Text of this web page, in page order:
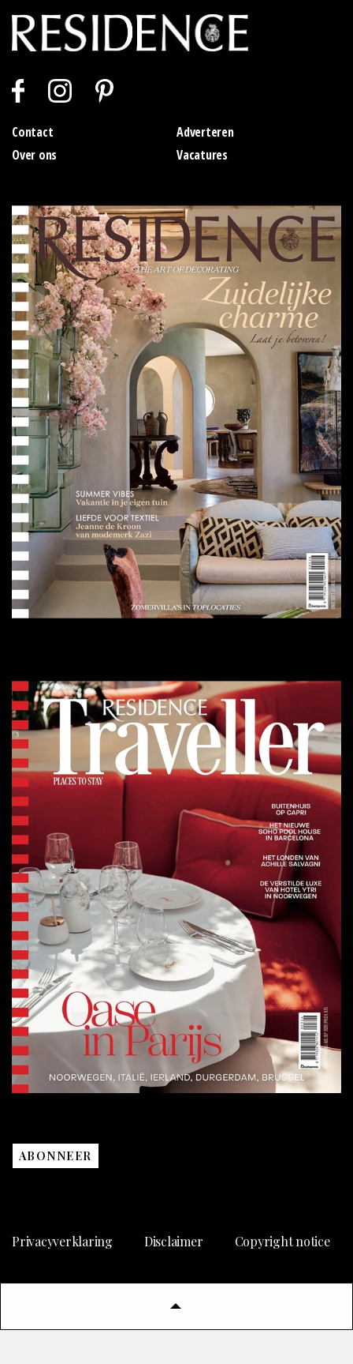
Contact
Adverteren
Over ons
Vacatures
ABONNEER
Privacyverklaring Disclaimer Copyright notice